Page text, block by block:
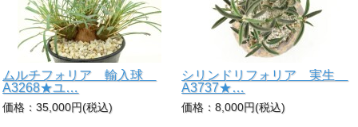
ムルチフォリア 輸入球
A3268★ユ…
価格：35,000円(税込)
シリンドリフォリア 実生
A3737★…
価格：8,000円(税込)